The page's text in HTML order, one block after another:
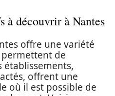
à découvrir à Nantes
offre une variété
de
établissements,
offrent une
où il est possible de